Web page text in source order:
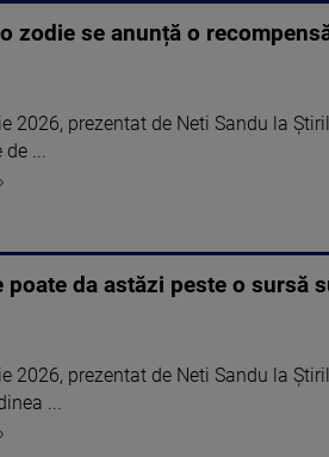
zodie se anunță o
2026, prezentat de Neti Sandu la
...
da astăzi peste o sursă
2026, prezentat de Neti Sandu la
...